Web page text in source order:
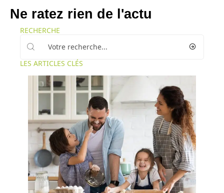
Ne ratez rien de l'actu
RECHERCHE
LES ARTICLES CLÉS